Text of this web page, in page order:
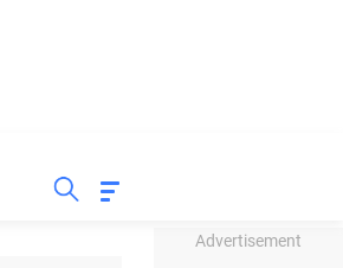
Advertisement
SPORT LAIN